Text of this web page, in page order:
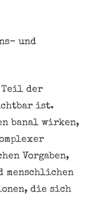
und
Teil der
ist.
banal wirken,
Vorgaben,
menschlichen
die sich